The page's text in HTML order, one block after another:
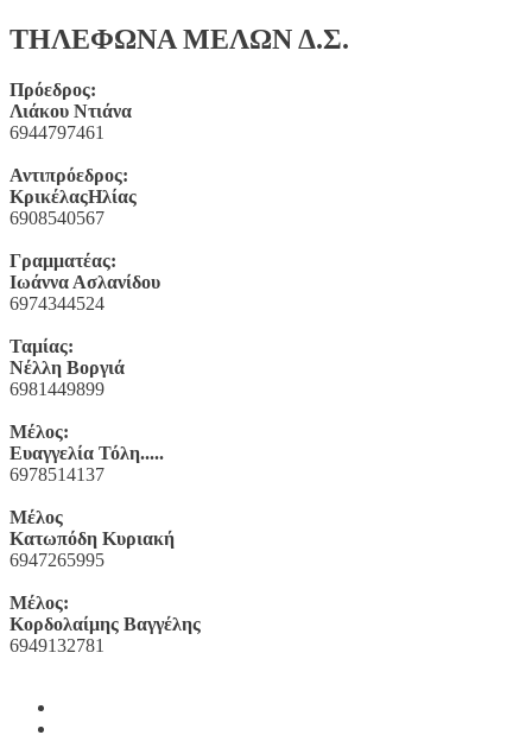
ΤΗΛΕΦΩΝΑ ΜΕΛΩΝ Δ.Σ.
Πρόεδρος:
Λιάκου Ντιάνα
6944797461
Αντιπρόεδρος:
ΚρικέλαςΗλίας
6908540567
Γραμματέας:
Ιωάννα Ασλανίδου
6974344524
Ταμίας:
Νέλλη Βοργιά
6981449899
Μέλος:
Ευαγγελία Τόλη.....
6978514137
Μέλος
Κατωπόδη Κυριακή
6947265995
Μέλος:
Κορδολαίμης Βαγγέλης
6949132781